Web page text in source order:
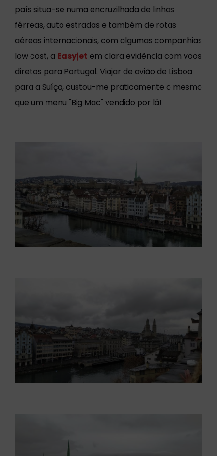
país situa-se numa encruzilhada de linhas
férreas, auto estradas e também de rotas
aéreas internacionais, com algumas companhias
low cost, a Easyjet em clara evidência com voos
diretos para Portugal. Viajar de avião de Lisboa
para a Suíça, custou-me praticamente o mesmo
que um menu "Big Mac" vendido por lá!